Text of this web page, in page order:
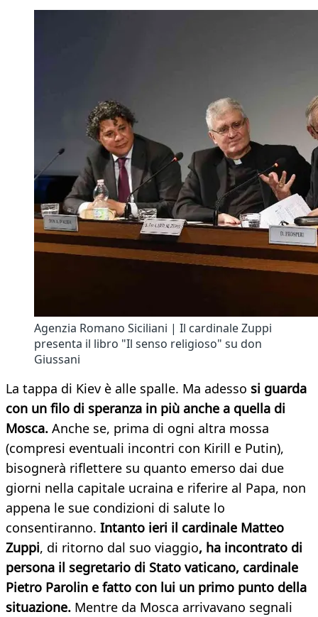
Agenzia Romano Siciliani | Il cardinale Zuppi
presenta il libro "Il senso religioso" su don
Giussani
La tappa di Kiev è alle spalle. Ma adesso si guarda
con un filo di speranza in più anche a quella di
Mosca. Anche se, prima di ogni altra mossa
(compresi eventuali incontri con Kirill e Putin),
bisognerà riflettere su quanto emerso dai due
giorni nella capitale ucraina e riferire al Papa, non
appena le sue condizioni di salute lo
consentiranno. Intanto ieri il cardinale Matteo
Zuppi, di ritorno dal suo viaggio, ha incontrato di
persona il segretario di Stato vaticano, cardinale
Pietro Parolin e fatto con lui un primo punto della
situazione. Mentre da Mosca arrivavano segnali